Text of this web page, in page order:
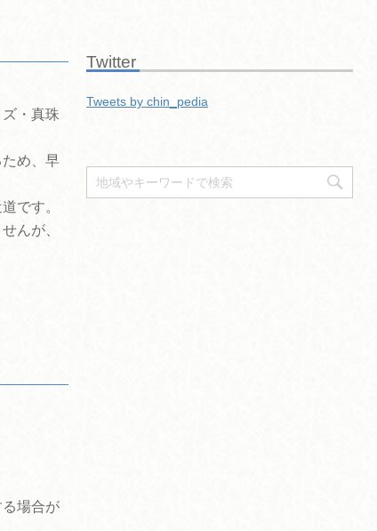
・真珠
め、早
です。
んが、
場合が
Twitter
Tweets by chin_pedia